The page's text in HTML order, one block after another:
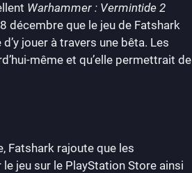
Warhammer : Vermintide 2
décembre que le jeu de Fatshark
jouer à travers une bêta. Les
même et qu’elle permettrait de
Fatshark rajoute que les
jeu sur le PlayStation Store ainsi